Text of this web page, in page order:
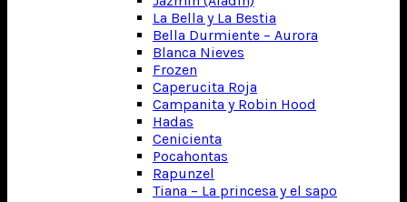
La Bella y La Bestia
Bella Durmiente – Aurora
Blanca Nieves
Frozen
Caperucita Roja
Campanita y Robin Hood
Hadas
Cenicienta
Pocahontas
Rapunzel
Tiana – La princesa y el sapo